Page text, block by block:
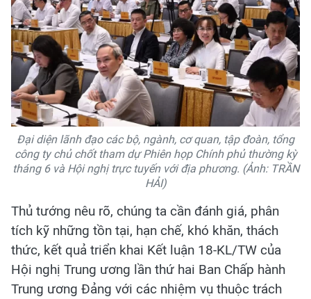
Đại diện lãnh đạo các bộ, ngành, cơ quan, tập đoàn, tổng
công ty chủ chốt tham dự Phiên họp Chính phủ thường kỳ
tháng 6 và Hội nghị trực tuyến với địa phương. (Ảnh: TRẦN
HẢI)
Thủ tướng nêu rõ, chúng ta cần đánh giá, phân
tích kỹ những tồn tại, hạn chế, khó khăn, thách
thức, kết quả triển khai Kết luận 18-KL/TW của
Hội nghị Trung ương lần thứ hai Ban Chấp hành
Trung ương Đảng với các nhiệm vụ thuộc trách